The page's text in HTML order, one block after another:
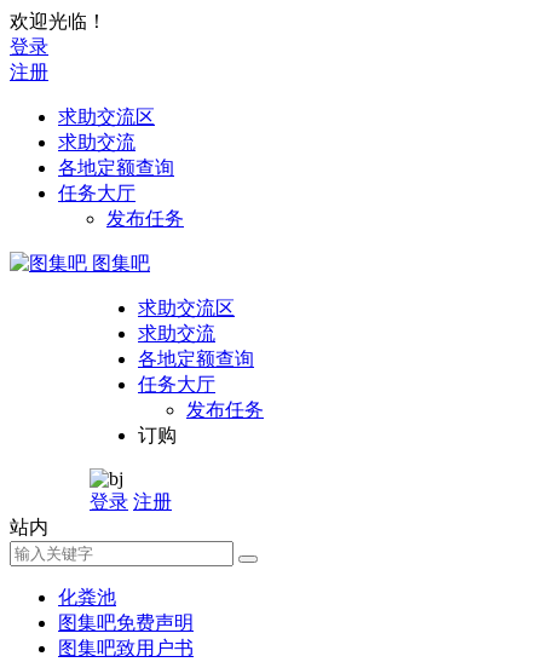
欢迎光临！
登录
注册
求助交流区
求助交流
各地定额查询
任务大厅
发布任务
图集吧
求助交流区
求助交流
各地定额查询
任务大厅
发布任务
订购
登录 注册
站内
化粪池
图集吧免费声明
图集吧致用户书